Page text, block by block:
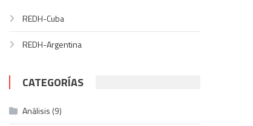
REDH-Cuba
REDH-Argentina
CATEGORÍAS
Análisis (9)